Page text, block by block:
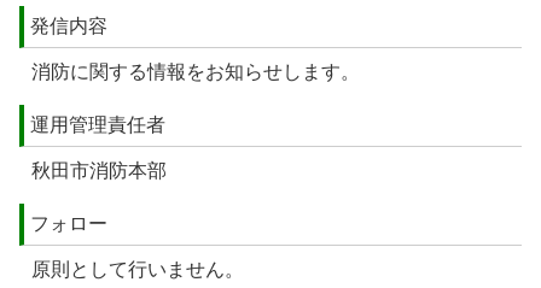
発信内容
消防に関する情報をお知らせします。
運用管理責任者
秋田市消防本部
フォロー
原則として行いません。